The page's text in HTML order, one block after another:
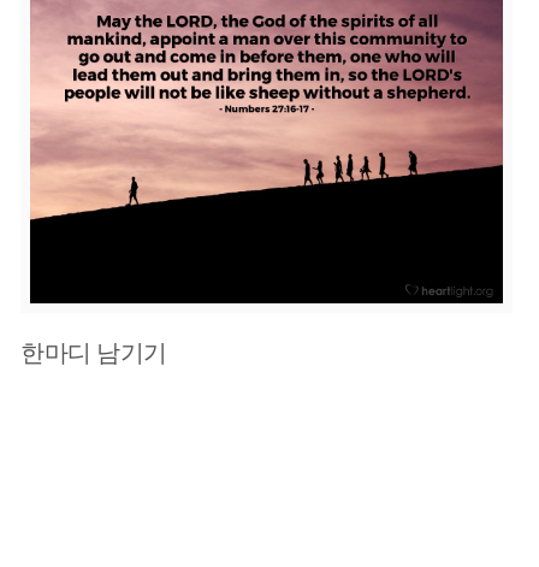
한마디 남기기